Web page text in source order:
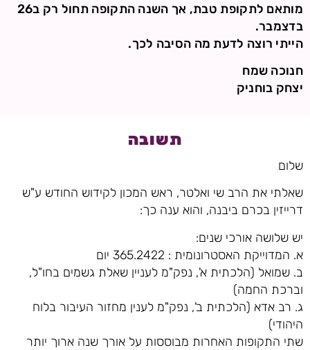
מותאם לתקופת טבת, אך השנה התקופה תחול רק ב26
בדצמבר.
הייתי רוצה לדעת מה הסיבה לכך.
חנוכה שמח
יצחק בוחניק
תשובה
שלום
שאלתי את הרב שי ואלטר, ראש המכון לקידוש החודש ע"ש
דרייזין בכרם ביבנה, והוא ענה כך:
יש שלושה אורכי שנים:
א. המדוייקת האסטרונומית : 365.2422 יום
ב. שמואל (הלכתית א', נפק"מ לעניין שאלת גשמים בחו"ל,
וברכת החמה)
ג. רב אדא (הלכתית ב', נפק"מ לענין מחזור העיבור בלוח
היהודי)
שתי התקופות האחרות מבוססות על אורך שנה ארוך יותר